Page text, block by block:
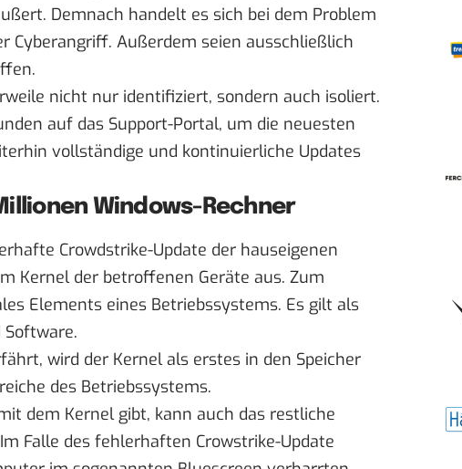
Demnach handelt es sich bei dem Problem
Cyberangriff. Außerdem seien ausschließlich
nicht nur identifiziert, sondern auch isoliert.
auf das Support-Portal, um die neuesten
vollständige und kontinuierliche Updates
Windows-Rechner
Crowdstrike-Update der hauseigenen
Kernel der betroffenen Geräte aus. Zum
Elements eines Betriebssystems. Es gilt als
wird der Kernel als erstes in den Speicher
des Betriebssystems.
dem Kernel gibt, kann auch das restliche
Falle des fehlerhaften Crowstrike-Update